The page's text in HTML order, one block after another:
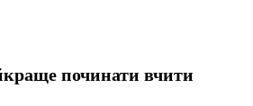
починати вчити